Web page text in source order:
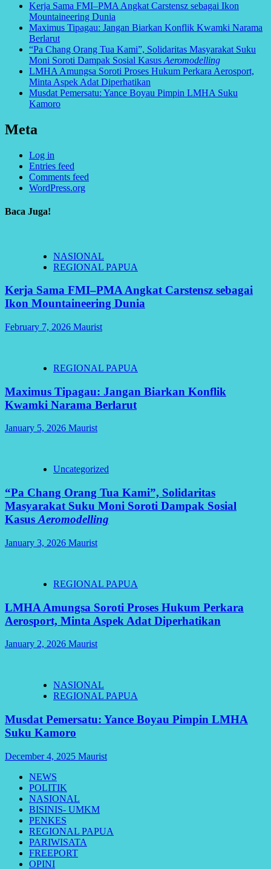
Kerja Sama FMI–PMA Angkat Carstensz sebagai Ikon
Mountaineering Dunia
Maximus Tipagau: Jangan Biarkan Konflik Kwamki Narama
Berlarut
“Pa Chang Orang Tua Kami”, Solidaritas Masyarakat Suku
Moni Soroti Dampak Sosial Kasus Aeromodelling
LMHA Amungsa Soroti Proses Hukum Perkara Aerosport,
Minta Aspek Adat Diperhatikan
Musdat Pemersatu: Yance Boyau Pimpin LMHA Suku
Kamoro
Meta
Log in
Entries feed
Comments feed
WordPress.org
Baca Juga!
NASIONAL
REGIONAL PAPUA
Kerja Sama FMI–PMA Angkat Carstensz sebagai
Ikon Mountaineering Dunia
February 7, 2026 Maurist
REGIONAL PAPUA
Maximus Tipagau: Jangan Biarkan Konflik
Kwamki Narama Berlarut
January 5, 2026 Maurist
Uncategorized
“Pa Chang Orang Tua Kami”, Solidaritas
Masyarakat Suku Moni Soroti Dampak Sosial
Kasus Aeromodelling
January 3, 2026 Maurist
REGIONAL PAPUA
LMHA Amungsa Soroti Proses Hukum Perkara
Aerosport, Minta Aspek Adat Diperhatikan
January 2, 2026 Maurist
NASIONAL
REGIONAL PAPUA
Musdat Pemersatu: Yance Boyau Pimpin LMHA
Suku Kamoro
December 4, 2025 Maurist
NEWS
POLITIK
NASIONAL
BISINIS- UMKM
PENKES
REGIONAL PAPUA
PARIWISATA
FREEPORT
OPINI